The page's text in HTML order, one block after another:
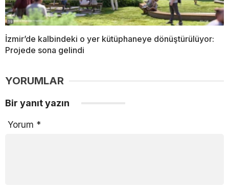
İzmir’de kalbindeki o yer kütüphaneye dönüştürülüyor:
Projede sona gelindi
YORUMLAR
Bir yanıt yazın
Yorum *